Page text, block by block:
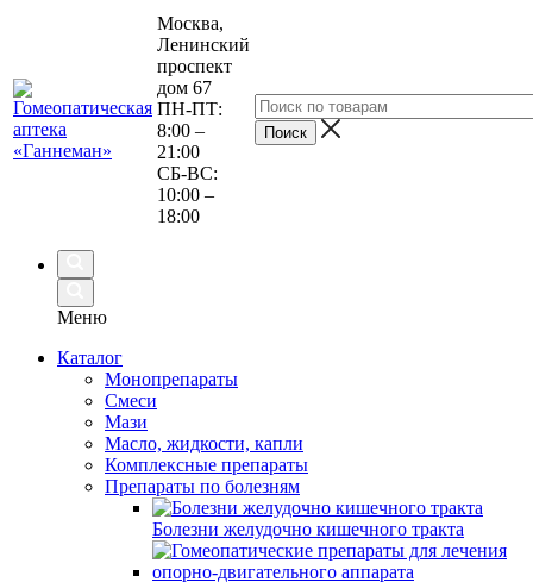
Москва,
Ленинский
проспект
дом 67
ПН-ПТ:
8:00 –
21:00
СБ-ВС:
10:00 –
18:00
Меню
Каталог
Монопрепараты
Смеси
Мази
Масло, жидкости, капли
Комплексные препараты
Препараты по болезням
Болезни желудочно кишечного тракта